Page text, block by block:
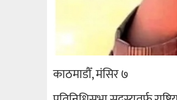
काठमाडौँ, मंसिर ७